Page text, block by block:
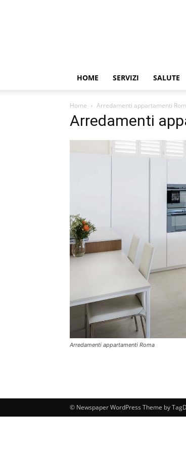
HOME SERVIZI SALUTE
Home Arredamenti appartamenti
Arredamenti
Arredamenti appartamenti Roma
© Newspaper WordPress Theme by